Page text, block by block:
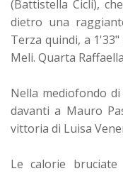
(Battistella Cicli),
dietro una
Terza quindi, a
Meli. Quarta
Nella mediofondo
davanti a Mauro
vittoria di Luisa
Le calorie